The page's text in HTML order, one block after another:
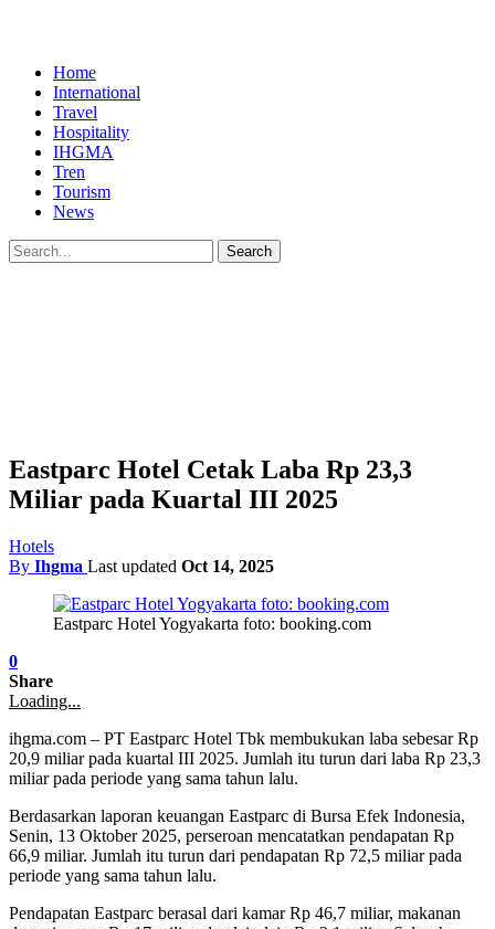
Home
International
Travel
Hospitality
IHGMA
Tren
Tourism
News
Eastparc Hotel Cetak Laba Rp 23,3
Miliar pada Kuartal III 2025
Hotels
By Ihgma Last updated Oct 14, 2025
Eastparc Hotel Yogyakarta foto: booking.com
0
Share
Loading...
ihgma.com – PT Eastparc Hotel Tbk membukukan laba sebesar Rp
20,9 miliar pada kuartal III 2025. Jumlah itu turun dari laba Rp 23,3
miliar pada periode yang sama tahun lalu.
Berdasarkan laporan keuangan Eastparc di Bursa Efek Indonesia,
Senin, 13 Oktober 2025, perseroan mencatatkan pendapatan Rp
66,9 miliar. Jumlah itu turun dari pendapatan Rp 72,5 miliar pada
periode yang sama tahun lalu.
Pendapatan Eastparc berasal dari kamar Rp 46,7 miliar, makanan